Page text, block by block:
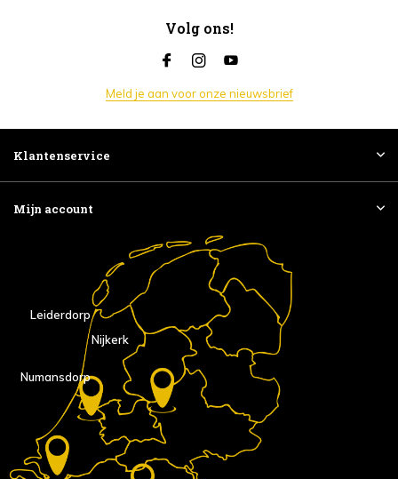
Volg ons!
Meld je aan voor onze nieuwsbrief
Klantenservice
Mijn account
Nijkerk
Numansdorp
Leiderdorp